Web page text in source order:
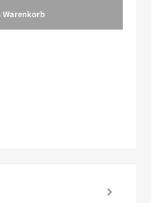
Warenkorb